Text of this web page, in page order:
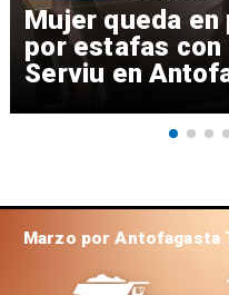
Mujer queda
por estafas
Serviu en
Marzo por Antofagasta